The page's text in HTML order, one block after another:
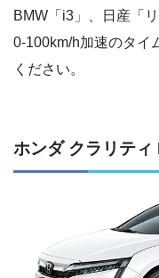
BMW「i3」、日産「
0-100km/h加速のタイ
ください。
ホンダ クラリティ